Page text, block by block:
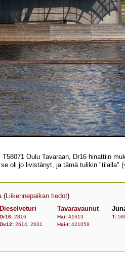
T58071 Oulu Tavaraan, Dr16 hinattiin
oli jo livistänyt, ja tämä tulikin "tilalla"
(Liikennepaikan tiedot)
Dieselveturi
Dr16: 2816
Dv12: 2614 2631
Tavaravaunut
Hai: 41613
Hai-t: 421058
T: